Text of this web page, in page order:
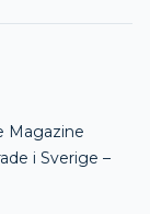
Magazine
i Sverige –